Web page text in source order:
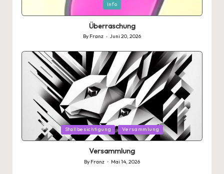
in
Info
Überraschung
Posted
By Franz Juni 20, 2026
Posted
in
Stallbesichtigung Versammlung
Versammlung
Posted
By Franz Mai 14, 2026